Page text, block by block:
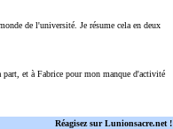
de l'université. Je résume cela en deux
et à Fabrice pour mon manque d'activité
Réagisez sur Lunionsacre.net !